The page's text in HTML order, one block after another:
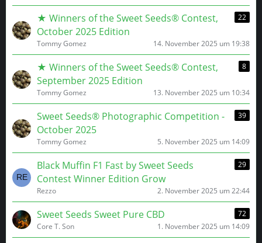
★ Winners of the Sweet Seeds® Contest,
October 2025 Edition
22
Tommy Gomez 14. November 2025 um 19:38
★ Winners of the Sweet Seeds® Contest,
September 2025 Edition
8
Tommy Gomez 13. November 2025 um 10:34
Sweet Seeds® Photographic Competition -
October 2025
39
Tommy Gomez 5. November 2025 um 14:09
Black Muffin F1 Fast by Sweet Seeds
Contest Winner Edition Grow
29
Rezzo 2. November 2025 um 22:44
Sweet Seeds Sweet Pure CBD
72
Core T. Son
1. November 2025 um 14:09